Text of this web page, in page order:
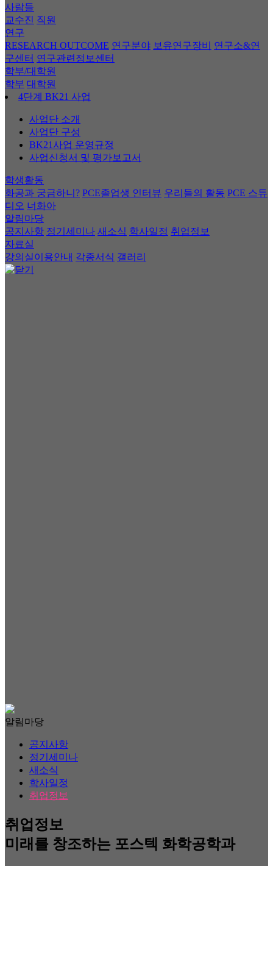
사람들
교수진 직원
연구
RESEARCH OUTCOME 연구분야 보유연구장비
연구소&연
구센터 연구관련정보센터
학부/대학원
학부 대학원
4단계 BK21 사업
사업단 소개
사업단 구성
BK21사업 운영규정
사업신청서 및 평가보고서
학생활동
화공과 궁금하니? PCE졸업생 인터뷰 우리들의 활동 PCE 스튜
디오 너화아
알림마당
공지사항 정기세미나 새소식 학사일정 취업정보
자료실
강의실이용안내 각종서식 갤러리
알림마당
공지사항
정기세미나
새소식
학사일정
취업정보
취업정보
미래를 창조하는 포스텍 화학공학과